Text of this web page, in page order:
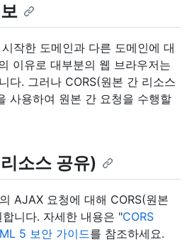
작한 도메인과 다른 도메인에 대
이유로 대부분의 웹 브라우저는
다. 그러나 CORS(원본 간 리소스
사용하여 원본 간 요청을 수행할
소스 공유)
AJAX 요청에 대해 CORS(원본
니다. 자세한 내용은 "CORS
5 보안 가이드를 참조하세요.